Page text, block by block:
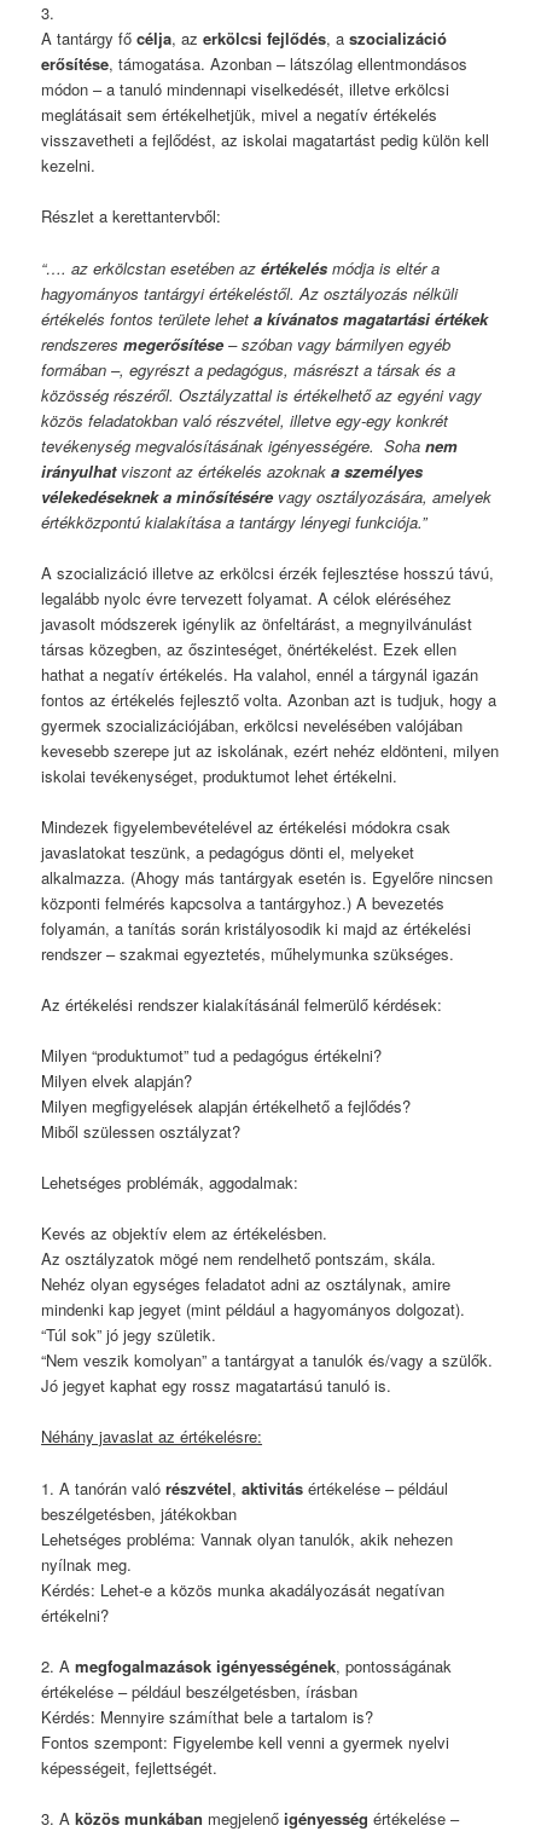
3.
A tantárgy főcélja, azerkölcsi fejlődés, aszocializáció
erősítése, támogatása. Azonban – látszólag ellentmondásos
módon – a tanuló mindennapi viselkedését, illetve erkölcsi
meglátásait sem értékelhetjük, mivel a negatív értékelés
visszavetheti a fejlődést, az iskolai magatartást pedig külön kell
kezelni.
Részlet a kerettantervből:
“…. az erkölcstan esetében azértékelés módja is eltér a
hagyományos tantárgyi értékeléstől. Az osztályozás nélküli
értékelés fontos területe leheta kívánatos magatartási értékek
rendszeres megerősítése – szóban vagy bármilyen egyéb
formában –, egyrészt a pedagógus, másrészt a társak és a
közösség részéről. Osztályzattal is értékelhető az egyéni vagy
közös feladatokban való részvétel, illetve egy-egy konkrét
tevékenység megvalósításának igényességére. Sohanem
irányulhatviszont az értékelés azoknaka személyes
vélekedéseknek a minősítésére vagy osztályozására, amelyek
értékközpontú kialakítása a tantárgy lényegi funkciója.”
A szocializáció illetve az erkölcsi érzék fejlesztése hosszú távú,
legalább nyolc évre tervezett folyamat. A célok eléréséhez
javasolt módszerek igénylik az önfeltárást, a megnyilvánulást
társas közegben, az őszinteséget, önértékelést. Ezek ellen
hathat a negatív értékelés. Ha valahol, ennél a tárgynál igazán
fontos az értékelés fejlesztő volta. Azonban azt is tudjuk, hogy a
gyermek szocializációjában, erkölcsi nevelésében valójában
kevesebb szerepe jut az iskolának, ezért nehéz eldönteni, milyen
iskolai tevékenységet, produktumot lehet értékelni.
Mindezek figyelembevételével az értékelési módokra csak
javaslatokat teszünk, a pedagógus dönti el, melyeket
alkalmazza. (Ahogy más tantárgyak esetén is. Egyelőre nincsen
központi felmérés kapcsolva a tantárgyhoz.) A bevezetés
folyamán, a tanítás során kristályosodik ki majd az értékelési
rendszer – szakmai egyeztetés, műhelymunka szükséges.
Az értékelési rendszer kialakításánál felmerülő kérdések:
Milyen “produktumot” tud a pedagógus értékelni?
Milyen elvek alapján?
Milyen megfigyelések alapján értékelhető a fejlődés?
Miből szülessen osztályzat?
Lehetséges problémák, aggodalmak:
Kevés az objektív elem az értékelésben.
Az osztályzatok mögé nem rendelhető pontszám, skála.
Nehéz olyan egységes feladatot adni az osztálynak, amire
mindenki kap jegyet (mint például a hagyományos dolgozat).
“Túl sok” jó jegy születik.
“Nem veszik komolyan” a tantárgyat a tanulók és/vagy a szülők.
Jó jegyet kaphat egy rossz magatartású tanuló is.
Néhány javaslat az értékelésre:
1. A tanórán valórészvétel,aktivitás értékelése – például
beszélgetésben, játékokban
Lehetséges probléma: Vannak olyan tanulók, akik nehezen
nyílnak meg.
Kérdés: Lehet-e a közös munka akadályozását negatívan
értékelni?
2. Amegfogalmazások igényességének, pontosságának
értékelése – például beszélgetésben, írásban
Kérdés: Mennyire számíthat bele a tartalom is?
Fontos szempont: Figyelembe kell venni a gyermek nyelvi
képességeit, fejlettségét.
3. Aközös munkában megjelenőigényesség értékelése –